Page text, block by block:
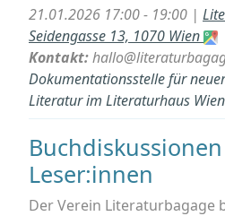
21.01.2026 17:00 - 19:00 |
Seidengasse 13, 1070 Wien
Kontakt:
Dokumentationsstelle für
Literatur im Literaturhaus Wien
Leser:innen
Der Verein Literaturbagage